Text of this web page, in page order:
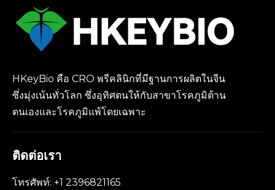
HKeyBio คือ CRO พรีคลินิกที่มีฐานการผลิตในจีน
ซึ่งมุ่งเน้นทั่วโลก ซึ่งอุทิศตนให้กับสาขาโรคภูมิต้าน
ตนเองและโรคภูมิแพ้โดยเฉพาะ
ติดต่อเรา
โทรศัพท์: +1 2396821165